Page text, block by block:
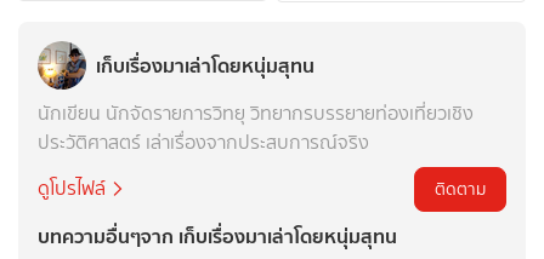
เก็บเรื่องมาเล่าโดยหนุ่มสุทน
นักเขียน นักจัดรายการวิทยุ วิทยากรบรรยายท่องเที่ยวเชิง
ประวัติศาสตร์ เล่าเรื่องจากประสบการณ์จริง
ดูโปรไฟล์
ติดตาม
บทความอื่นๆจาก เก็บเรื่องมาเล่าโดยหนุ่มสุทน